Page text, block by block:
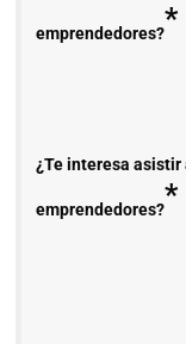
emprendedores?*
¿Te interesa asistir
emprendedores?*